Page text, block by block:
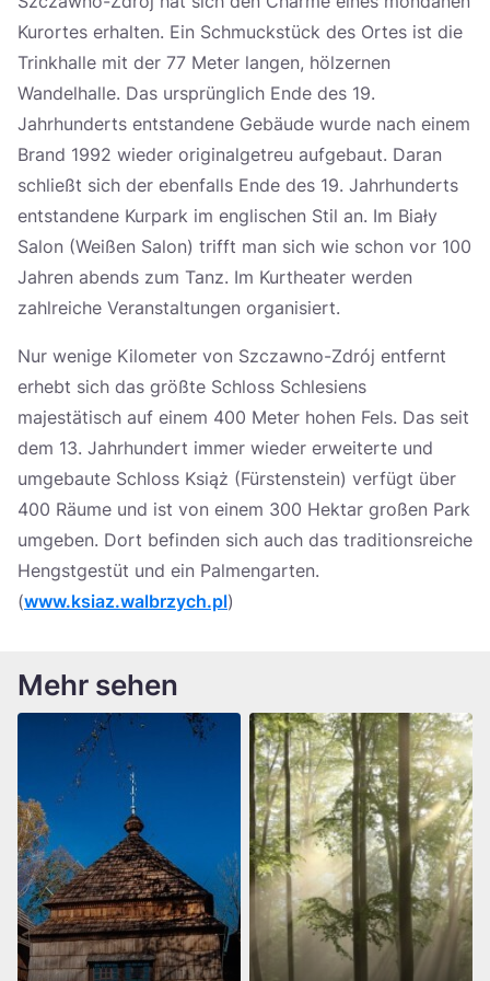
Kurortes erhalten. Ein Schmuckstück des Ortes ist die
Trinkhalle mit der 77 Meter langen, hölzernen
Wandelhalle. Das ursprünglich Ende des 19.
Jahrhunderts entstandene Gebäude wurde nach einem
Brand 1992 wieder originalgetreu aufgebaut. Daran
schließt sich der ebenfalls Ende des 19. Jahrhunderts
entstandene Kurpark im englischen Stil an. Im Biały
Salon (Weißen Salon) trifft man sich wie schon vor 100
Jahren abends zum Tanz. Im Kurtheater werden
zahlreiche Veranstaltungen organisiert.
Nur wenige Kilometer von Szczawno-Zdrój entfernt
erhebt sich das größte Schloss Schlesiens
majestätisch auf einem 400 Meter hohen Fels. Das seit
dem 13. Jahrhundert immer wieder erweiterte und
umgebaute Schloss Książ (Fürstenstein) verfügt über
400 Räume und ist von einem 300 Hektar großen Park
umgeben. Dort befinden sich auch das traditionsreiche
Hengstgestüt und ein Palmengarten.
(www.ksiaz.walbrzych.pl)
Mehr sehen